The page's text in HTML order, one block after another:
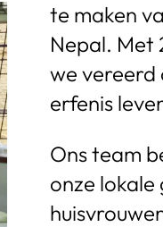
te maken
Nepal. Met
we vereerd
erfenis
Ons team
onze